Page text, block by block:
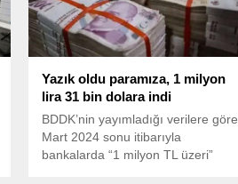
Yazık oldu paramıza, 1 milyon
lira 31 bin dolara indi
BDDK’nin yayımladığı verilere göre
Mart 2024 sonu itibarıyla
bankalarda “1 milyon TL üzeri”